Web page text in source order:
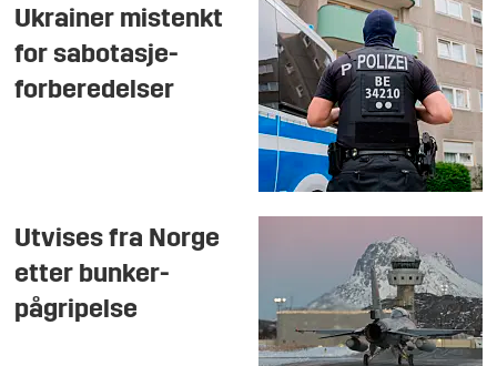
Ukrainer mistenkt
for sabotasje-
forberedelser
Utvises fra Norge
etter bunker-
pågripelse